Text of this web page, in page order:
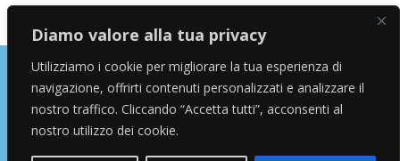
Diamo valore alla tua privacy
Utilizziamo i cookie per migliorare la tua esperienza di
navigazione, offrirti contenuti personalizzati e analizzare il
nostro traffico. Cliccando “Accetta tutti”, acconsenti al
nostro utilizzo dei cookie.
Copyright © 2026 Alessandro Marras | Travel Blogger | Influencer
facebookinstagram